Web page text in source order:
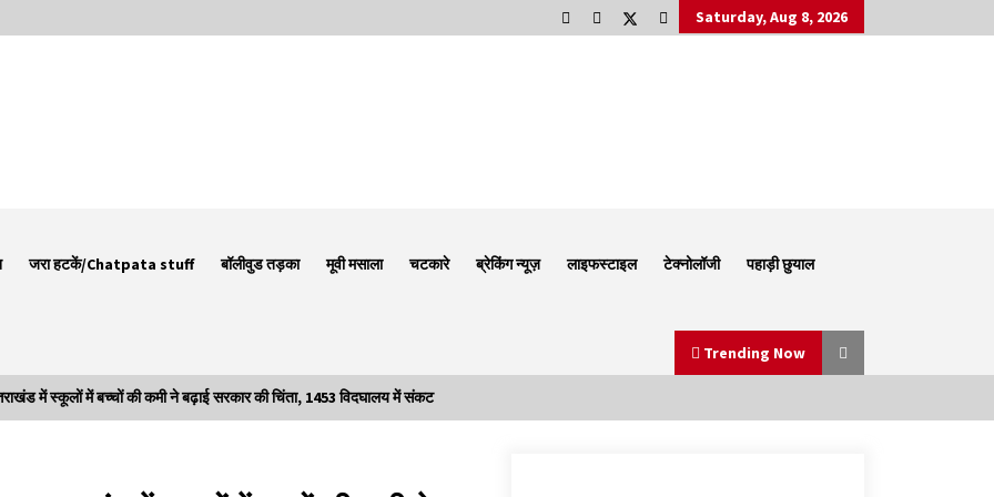
Saturday, Aug 8, 2026
जरा हटकें/Chatpata stuff बॉलीवुड तड़का मूवी मसाला चटकारे ब्रेकिंग न्यूज़ लाइफस्टाइल टेक्नोलॉजी पहाड़ी छुयाल
Trending Now
में स्कूलों में बच्चों की कमी ने बढ़ाई सरकार की चिंता, 1453 विदघालय में संकट